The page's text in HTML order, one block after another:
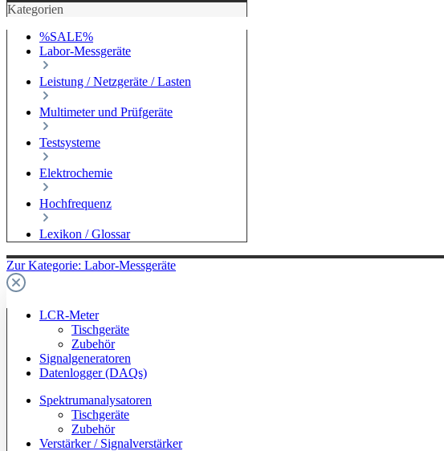
Kategorien
%SALE%
Labor-Messgeräte
Leistung / Netzgeräte / Lasten
Multimeter und Prüfgeräte
Testsysteme
Elektrochemie
Hochfrequenz
Lexikon / Glossar
Zur Kategorie: Labor-Messgeräte
LCR-Meter
Tischgeräte
Zubehör
Signalgeneratoren
Datenlogger (DAQs)
Spektrumanalysatoren
Tischgeräte
Zubehör
Verstärker / Signalverstärker